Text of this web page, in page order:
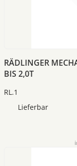
RÄDLINGER
BIS 2,0T
RL.1
Lieferbar